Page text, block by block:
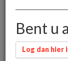
Bent u
Log dan hier